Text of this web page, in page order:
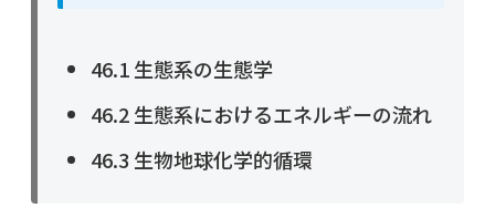
46.1 生態系の生態学
46.2 生態系におけるエネルギーの流れ
46.3 生物地球化学的循環